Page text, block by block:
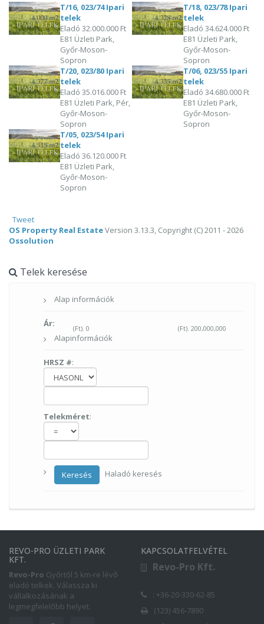
T/16, 023/74 Ipari
telek
Eladó32.000.000 Ft
E81 Üzleti Park,
Győr-Moson-
Sopron
T/18, 023/78 Ipari
telek
Eladó34.624.000 Ft
E81 Üzleti Park,
Győr-Moson-
Sopron
T/20, 023/80 Ipari
telek
Eladó35.016.000 Ft
E81 Üzleti Park, Pér,
Győr-Moson-
Sopron
T/06, 023/55 Ipari
telek
Eladó34.680.000 Ft
E81 Üzleti Park,
Győr-Moson-
Sopron
T/05, 023/54 Ipari
telek
Eladó36.120.000 Ft
E81 Üzleti Park,
Győr-Moson-
Sopron
Tweet
OS Property Real EstateVersion 3.13.3, Copyright (C) 2011 - 2026
Ossolution
Telek keresése
Alap információk
Ár: (Ft). 0 (Ft).200,000,000
Alapinformációk
HRSZ #:
Telekméret:
Keresés Haladó keresés
REVO-PRO ÜZLETI PARK
KFT.
Revo-Pro Győrtől 5 km-re lévő
eladó telkek. Válassza ki
vállalkozásának a
legmegfelelőbb helyet.
KAPCSOLATFELVÉTEL
Revo-Pro Kft.
: +36-20-330-62-85
(123) 456-7890